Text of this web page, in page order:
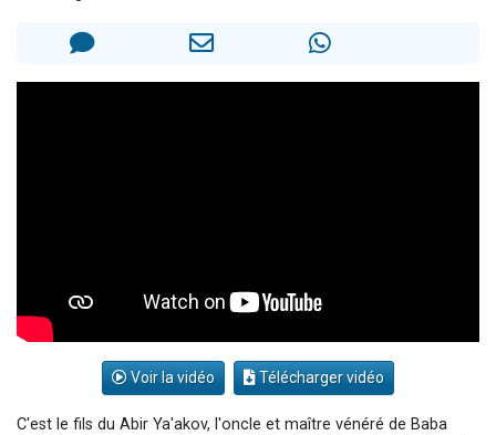
30 personnes viennent de faire un don pour Sauvez la jambe de Yohan
Il reste 49 places pour étudier en groupe sur Zoom
Voir la vidéo Télécharger vidéo
C'est le fils du Abir Ya'akov, l'oncle et maître vénéré de Baba